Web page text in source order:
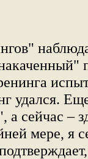
удался.
а сейчас –
мере, я